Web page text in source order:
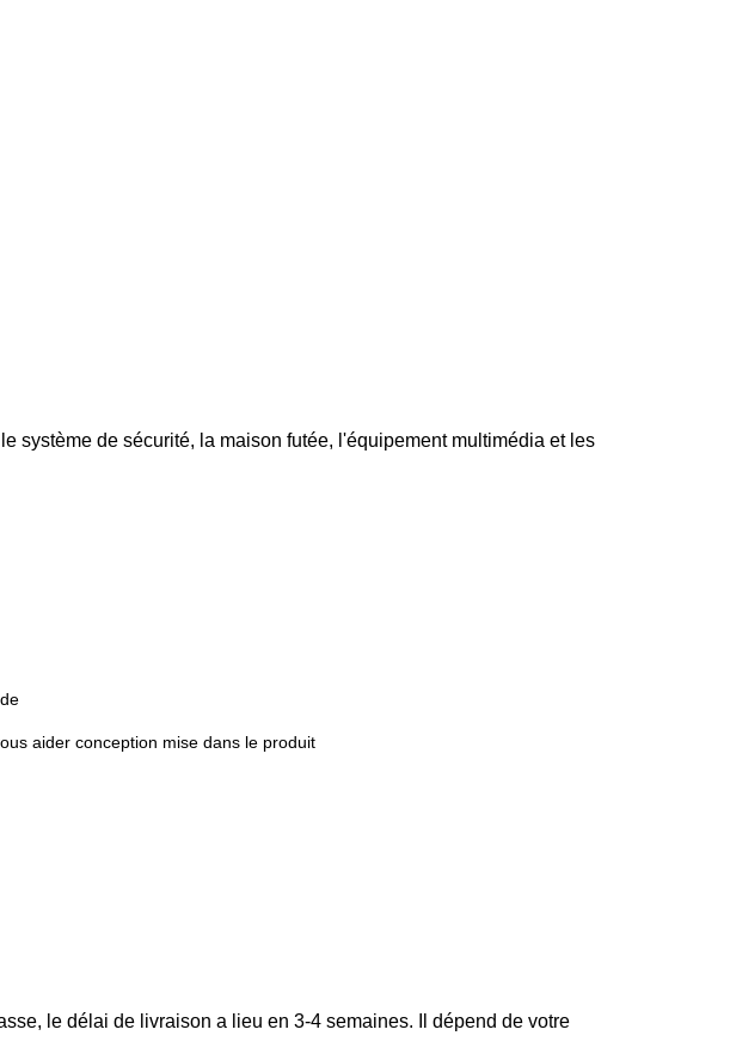
système de sécurité, la maison futée, l'équipement multimédia et les
aider conception mise dans le produit
le délai de livraison a lieu en 3-4 semaines. Il dépend de votre